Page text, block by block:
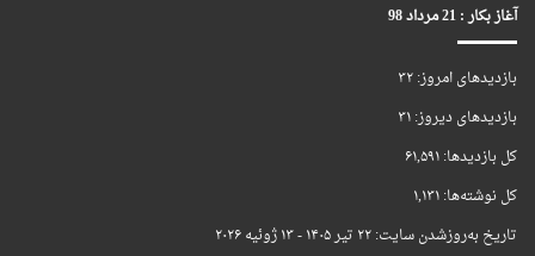
آغاز بکار : 21 مرداد 98
بازدیدهای امروز:۳۲
بازدیدهای دیروز:۳۱
کل بازدیدها:۶۱,۵۹۱
کل نوشته‌ها:۱,۱۳۱
تاریخ به‌روزشدن سایت:۲۲ تیر ۱۴۰۵ - ۱۳ ژوئیه ۲۰۲۶